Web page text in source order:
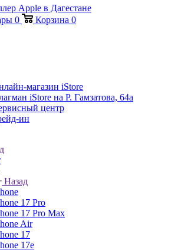
0 Корзина 0
магазин iStore
iStore на Р. Гамзатова, 64а
центр
ин
Назад
17 Pro
17 Pro Max
Air
17
17e